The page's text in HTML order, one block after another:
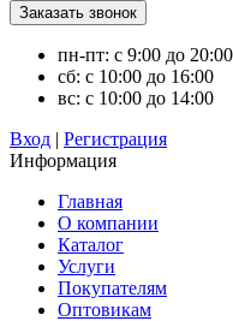
пн-пт: с 9:00 до 20:00
сб: с 10:00 до 16:00
вс: с 10:00 до 14:00
Вход | Регистрация
Информация
Главная
О компании
Каталог
Услуги
Покупателям
Оптовикам